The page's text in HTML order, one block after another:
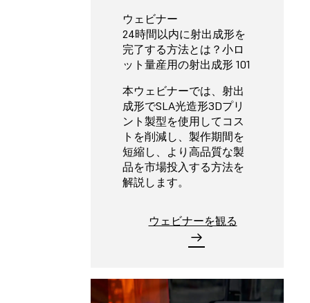
ウェビナー
24時間以内に射出成形を
完了する方法とは？小ロ
ット量産用の射出成形 101
本ウェビナーでは、射出
成形でSLA光造形3Dプリ
ント製型を使用してコス
トを削減し、製作期間を
短縮し、より高品質な製
品を市場投入する方法を
解説します。
ウェビナーを観る